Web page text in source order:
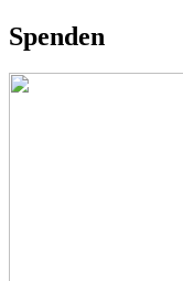
Spenden